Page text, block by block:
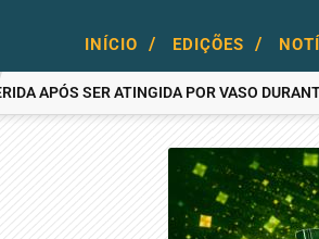
INÍCIO / EDIÇÕES /
SER ATINGIDA POR VASO DURANTE